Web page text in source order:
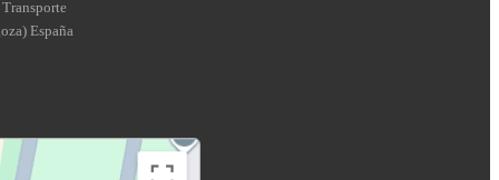
) España